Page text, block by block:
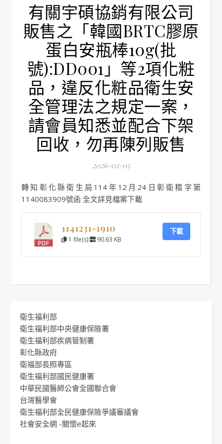
有關宇碩協銷有限公司
販售之「韓國BRTC膠原
蛋白安瓶棒10g(批
號):DD001」等2項化粧
品，違反化粧品衛生安
全管理法之規定一案，
請會員知悉並配合下架
回收，勿再陳列販售
2026-02-05
轉知彰化縣衛生局114年12月24日彰衛稽字第
1140083909號函 全文詳見檔案下載
1141231-1910
1 file(s) 90.63 KB
下載
衛生福利部
衛生福利部中央健康保險署
衛生福利部疾病管制署
彰化縣政府
衛福部長照專區
衛生福利部國民健康署
中華民國醫師公會全國聯合會
台灣醫學會
衛生福利部全民健康保險爭議審議會
社會安全網 -關懷e起來